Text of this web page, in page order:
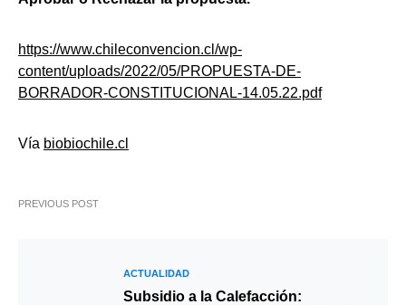
https://www.chileconvencion.cl/wp-
content/uploads/2022/05/PROPUESTA-DE-
BORRADOR-CONSTITUCIONAL-14.05.22.pdf
Vía biobiochile.cl
PREVIOUS POST
ACTUALIDAD
Subsidio a la Calefacción: